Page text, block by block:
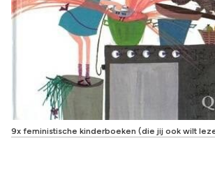
9x feministische kinderboeken (die jij ook wilt